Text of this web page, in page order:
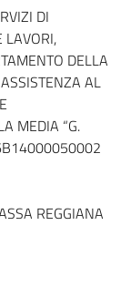
DI
LAVORI,
DELLA
AL
MEDIA “G.
REGGIANA